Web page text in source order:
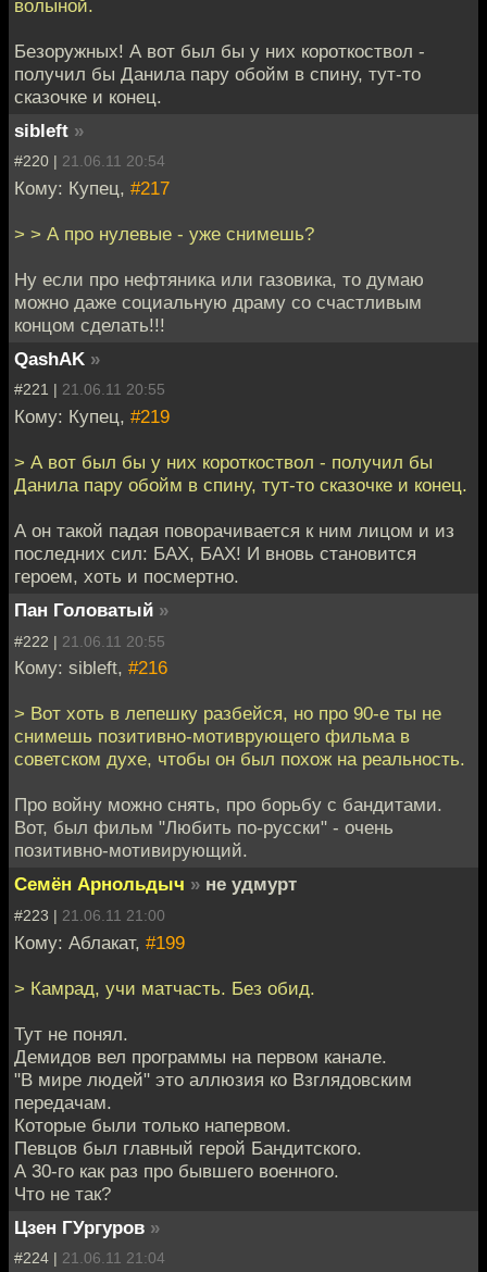
волыной.
Безоружных! А вот был бы у них короткоствол -
получил бы Данила пару обойм в спину, тут-то
сказочке и конец.
sibleft »
#220 | 21.06.11 20:54
Кому: Купец, #217
> > А про нулевые - уже снимешь?
Ну если про нефтяника или газовика, то думаю
можно даже социальную драму со счастливым
концом сделать!!!
QashAK »
#221 | 21.06.11 20:55
Кому: Купец, #219
> А вот был бы у них короткоствол - получил бы
Данила пару обойм в спину, тут-то сказочке и конец.
А он такой падая поворачивается к ним лицом и из
последних сил: БАХ, БАХ! И вновь становится
героем, хоть и посмертно.
Пан Головатый »
#222 | 21.06.11 20:55
Кому: sibleft, #216
> Вот хоть в лепешку разбейся, но про 90-е ты не
снимешь позитивно-мотиврующего фильма в
советском духе, чтобы он был похож на реальность.
Про войну можно снять, про борьбу с бандитами.
Вот, был фильм "Любить по-русски" - очень
позитивно-мотивирующий.
Семён Арнольдыч » не удмурт
#223 | 21.06.11 21:00
Кому: Аблакат, #199
> Камрад, учи матчасть. Без обид.
Тут не понял.
Демидов вел программы на первом канале.
"В мире людей" это аллюзия ко Взглядовским
передачам.
Которые были только напервом.
Певцов был главный герой Бандитского.
А 30-го как раз про бывшего военного.
Что не так?
Цзен ГУргуров »
#224 | 21.06.11 21:04